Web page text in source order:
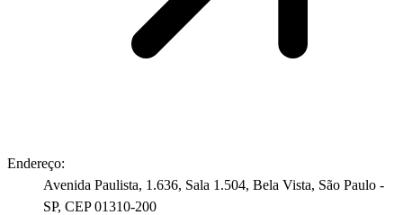
Endereço:
Avenida Paulista, 1.636, Sala 1.504, Bela Vista, São Paulo -
SP, CEP 01310-200